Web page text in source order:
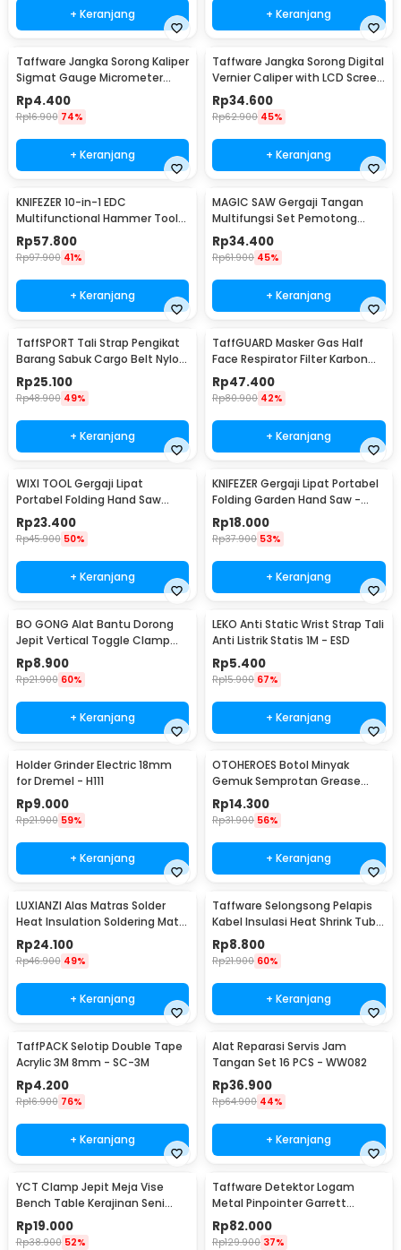
+ Keranjang + Keranjang
Taffware Jangka Sorong Kaliper
Sigmat Gauge Micrometer
150mm - QST-600
Rp4.400
Rp16.900 74%
+ Keranjang
Taffware Jangka Sorong Digital
Vernier Caliper with LCD Screen
150mm - JIGO-150
Rp34.600
Rp62.900 45%
+ Keranjang
KNIFEZER 10-in-1 EDC
Multifunctional Hammer Tool
for Camping Survival - WL-
9003
Rp57.800
Rp97.900 41%
+ Keranjang
MAGIC SAW Gergaji Tangan
Multifungsi Set Pemotong
Kayu Besi
Rp34.400
Rp61.900 45%
+ Keranjang
TaffSPORT Tali Strap Pengikat
Barang Sabuk Cargo Belt Nylon
5M - XR2
Rp25.100
Rp48.900 49%
+ Keranjang
TaffGUARD Masker Gas Half
Face Respirator Filter Karbon
Aktif KN95 - 6200
Rp47.400
Rp80.900 42%
+ Keranjang
WIXI TOOL Gergaji Lipat
Portabel Folding Hand Saw
39cm - JSZ-002
Rp23.400
Rp45.900 50%
+ Keranjang
KNIFEZER Gergaji Lipat Portabel
Folding Garden Hand Saw -
LA145
Rp18.000
Rp37.900 53%
+ Keranjang
BO GONG Alat Bantu Dorong
Jepit Vertical Toggle Clamp
Hold Down Handle - GH-13009
Rp8.900
Rp21.900 60%
+ Keranjang
LEKO Anti Static Wrist Strap Tali
Anti Listrik Statis 1M - ESD
Rp5.400
Rp15.900 67%
+ Keranjang
Holder Grinder Electric 18mm
for Dremel - H111
Rp9.000
Rp21.900 59%
+ Keranjang
OTOHEROES Botol Minyak
Gemuk Semprotan Grease
Gun 250ml - Q001
Rp14.300
Rp31.900 56%
+ Keranjang
LUXIANZI Alas Matras Solder
Heat Insulation Soldering Mat
340x230mm - S-120B
Rp24.100
Rp46.900 49%
+ Keranjang
Taffware Selongsong Pelapis
Kabel Insulasi Heat Shrink Tube
127 PCS - RSG-AHZ
Rp8.800
Rp21.900 60%
+ Keranjang
TaffPACK Selotip Double Tape
Acrylic 3M 8mm - SC-3M
Rp4.200
Rp16.900 76%
+ Keranjang
Alat Reparasi Servis Jam
Tangan Set 16 PCS - WW082
Rp36.900
Rp64.900 44%
+ Keranjang
YCT Clamp Jepit Meja Vise
Bench Table Kerajinan Seni
Perhiasan 25mm - QST
Rp19.000
Rp38.900 52%
Taffware Detektor Logam
Metal Pinpointer Garrett
Waterproof - 1166000
Rp82.000
Rp129.900 37%